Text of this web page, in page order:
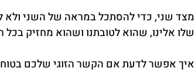
מצד שני, כדי להסתכל במראה של השני ולא
שלו אלינו, שהוא לטובתנו ושהוא מחזיק
איך אפשר לדעת אם הקשר הזוגי שלכם